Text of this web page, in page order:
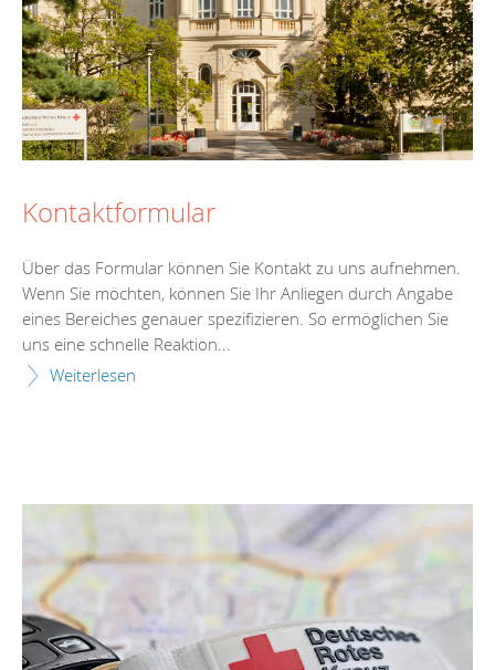
Kontaktformular
Über das Formular können Sie Kontakt zu uns aufnehmen.
Wenn Sie möchten, können Sie Ihr Anliegen durch Angabe
eines Bereiches genauer spezifizieren. So ermöglichen Sie
uns eine schnelle Reaktion...
Weiterlesen